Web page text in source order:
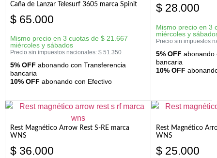
Caña de Lanzar Telesurf 3605 marca Spinit
$ 65.000
Mismo precio en 3 cuotas de $ 21.667
miércoles y sábados
Precio sin impuestos nacionales: $ 51.350
5% OFF abonando con Transferencia
bancaria
10% OFF abonando con Efectivo
$ 28.000
Mismo precio en 3
miércoles y
Precio sin impuestos
5% OFF abonando
bancaria
10% OFF
Rest Magnético Arrow Rest S-RE marca
WNS
$ 36.000
Rest Magnético
WNS
$ 25.000